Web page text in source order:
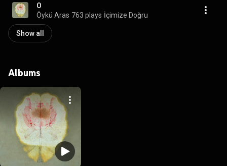
O
Öykü Aras 763 plays İçimize Doğru
Show all
Albums